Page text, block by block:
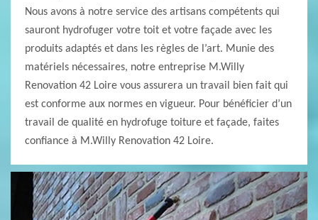
Nous avons à notre service des artisans compétents qui
sauront hydrofuger votre toit et votre façade avec les
produits adaptés et dans les règles de l’art. Munie des
matériels nécessaires, notre entreprise M.Willy
Renovation 42 Loire vous assurera un travail bien fait qui
est conforme aux normes en vigueur. Pour bénéficier d’un
travail de qualité en hydrofuge toiture et façade, faites
confiance à M.Willy Renovation 42 Loire.